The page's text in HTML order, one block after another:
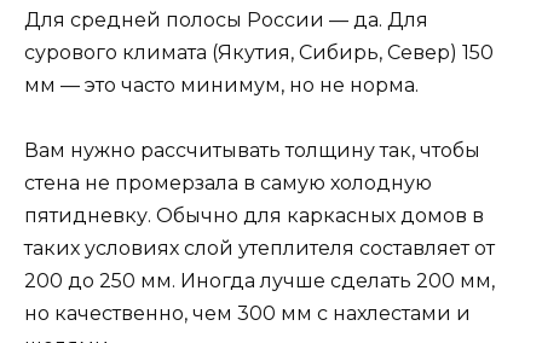
Для средней полосы России — да. Для
сурового климата (Якутия, Сибирь, Север) 150
мм — это часто минимум, но не норма.
Вам нужно рассчитывать толщину так, чтобы
стена не промерзала в самую холодную
пятидневку. Обычно для каркасных домов в
таких условиях слой утеплителя составляет от
200 до 250 мм. Иногда лучше сделать 200 мм,
но качественно, чем 300 мм с нахлестами и